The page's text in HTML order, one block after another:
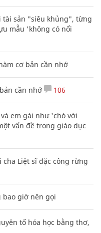
tài sản "siêu khủng", từng
mẫu 'không có nổi
cơ bản cần nhớ
cần nhớ 106
em gái như 'chó với
vấn đề trong giáo dục
cha Liệt sĩ đặc công rừng
bao giờ nên gọi
tố hóa học bằng thơ,